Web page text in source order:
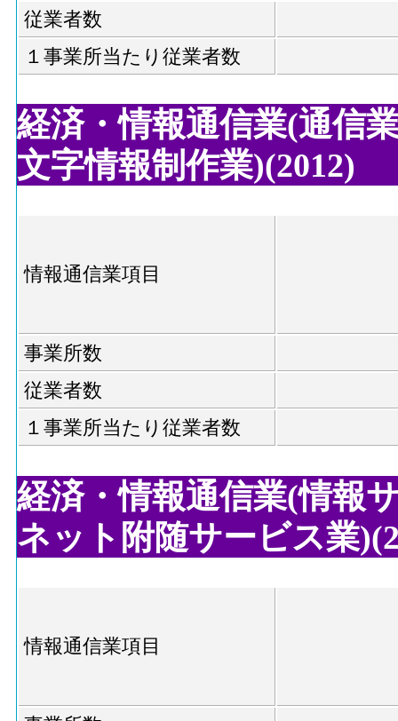
従業者数
１事業所当たり従業者数
経済・情報通信業(通信
文字情報制作業)(2012)
情報通信業項目
事業所数
従業者数
１事業所当たり従業者数
経済・情報通信業(情報
ネット附随サービス業
情報通信業項目